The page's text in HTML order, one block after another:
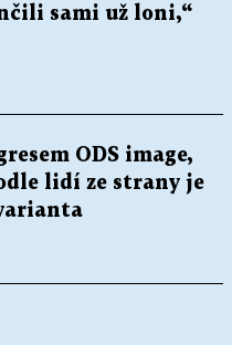
sami už loni,“
ODS image,
lidí ze strany je